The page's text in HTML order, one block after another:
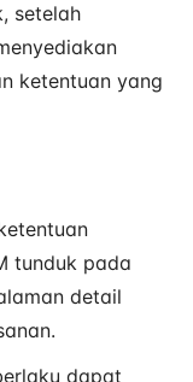
setelah
ketentuan yang
tunduk pada
detail
dapat